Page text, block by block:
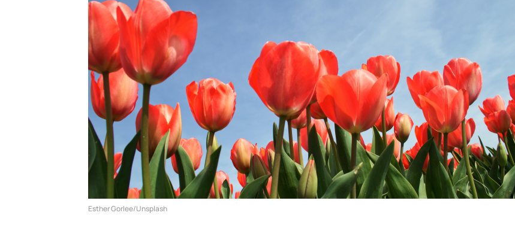
Esther Gorlee/Unsplash